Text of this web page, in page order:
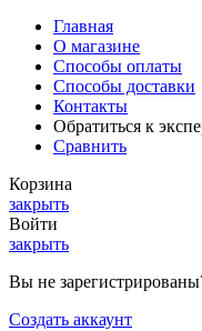
Главная
О магазине
Способы оплаты
Способы доставки
Контакты
Обратиться к
Сравнить
Корзина
закрыть
Войти
закрыть
Вы не
Создать аккаунт